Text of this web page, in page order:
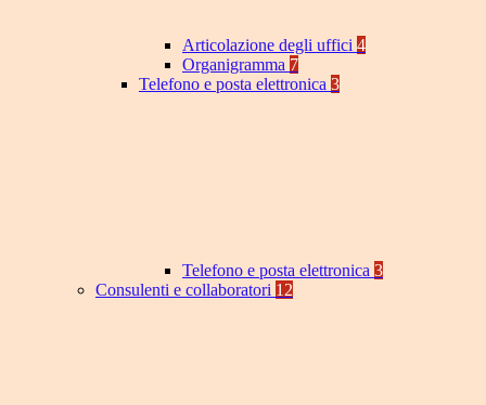
Articolazione degli uffici 4
Organigramma 7
Telefono e posta elettronica 3
Telefono e posta elettronica 3
Consulenti e collaboratori 12